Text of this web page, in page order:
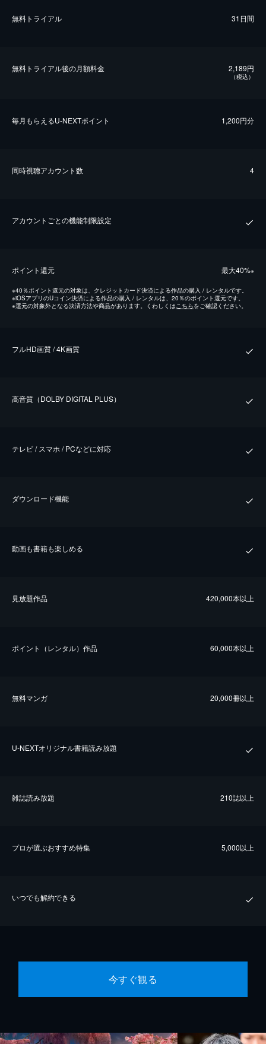
無料トライアル 31日間
無料トライアル後の⽉額料金 2,189円
（税込）
毎⽉もらえるU-NEXTポイント 1,200円分
同時視聴アカウント数 4
アカウントごとの機能制限設定
ポイント還元 最⼤40%※
※40％ポイント還元の対象は、クレジットカード決済による作品の購入 / レンタルです。
※iOSアプリのUコイン決済による作品の購入 / レンタルは、20％のポイント還元です。
※還元の対象外となる決済方法や商品があります。くわしくは こちらをご確認ください。
フルHD画質 / 4K画質
⾼⾳質（DOLBY DIGITAL PLUS）
テレビ / スマホ / PCなどに対応
ダウンロード機能
動画も書籍も楽しめる
⾒放題作品 420,000本以上
ポイント（レンタル）作品 60,000本以上
無料マンガ 20,000冊以上
U-NEXTオリジナル書籍読み放題
雑誌読み放題 210誌以上
プロが選ぶおすすめ特集 5,000以上
いつでも解約できる
今すぐ観る